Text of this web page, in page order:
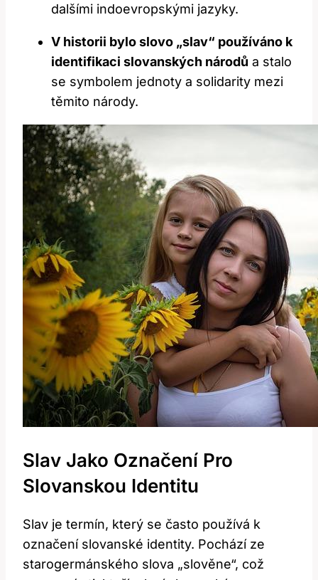
dalšími indoevropskými jazyky.
V historii bylo slovo „slav“ používáno k
identifikaci slovanských národů a stalo
se symbolem jednoty a solidarity mezi
těmito národy.
Slav Jako Označení Pro
Slovanskou Identitu
Slav je termín, který se často používá k
označení slovanské identity. Pochází ze
starogermánského slova „slověne“, což